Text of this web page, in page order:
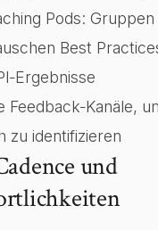
Pods:
Best
Feedback‑Kanäle,
zu identifizieren
und